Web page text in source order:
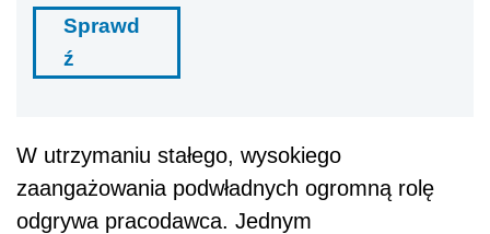
Sprawd
ź
W utrzymaniu stałego, wysokiego
zaangażowania podwładnych ogromną rolę
odgrywa pracodawca. Jednym